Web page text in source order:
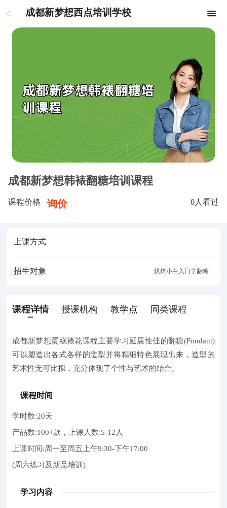
成都新梦想西点培训学校
成都新梦想韩裱翻糖培训课程
课程价格 询价 0 人看过
上课方式
招生对象 烘焙小白入门学翻糖
课程详情 授课机构 教学点 同类课程
成都新梦想蛋糕裱花课程主要学习延展性佳的翻糖(Fondant)
可以塑造出各式各样的造型并将精细特色展现出来，造型的
艺术性无可比拟，充分体现了个性与艺术的结合。
课程时间
学时数:20天
产品数:100+款，上课人数:5-12人
上课时间:周一至周五上午9:30-下午17:00
(周六练习及新品培训)
学习内容